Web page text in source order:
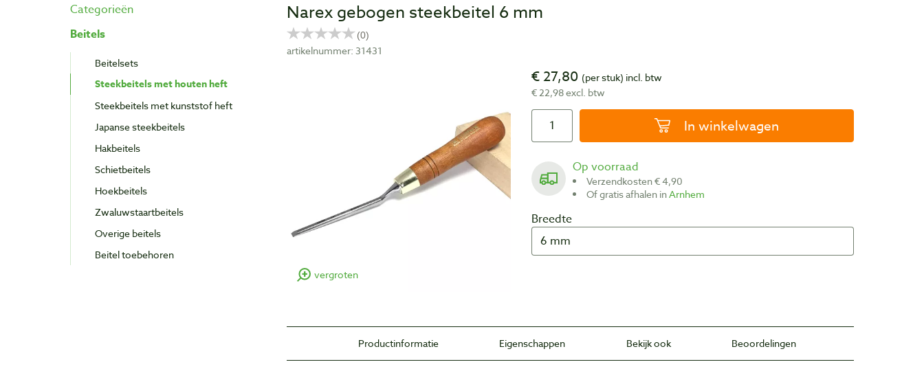
Categorieën
Beitels
Beitelsets
Steekbeitels met houten heft
Steekbeitels met kunststof heft
Japanse steekbeitels
Hakbeitels
Schietbeitels
Hoekbeitels
Zwaluwstaartbeitels
Overige beitels
Beitel toebehoren
Narex gebogen steekbeitel 6 mm
artikelnummer: 31431
vergroten
€ 27,80 (per stuk) incl. btw
€ 22,98 excl. btw
In winkelwagen
Op voorraad
Verzendkosten € 4,90
Of gratis afhalen inArnhem
Breedte
Productinformatie Eigenschappen Bekijk ook Beoordelingen